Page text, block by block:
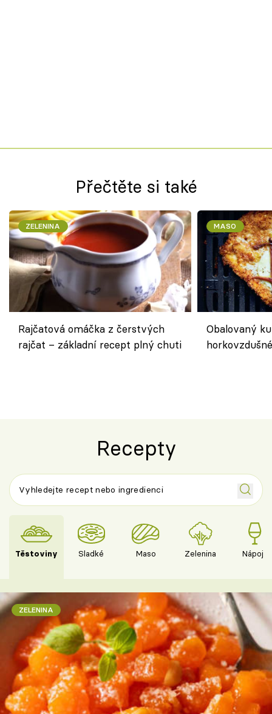
Přečtěte si také
ZELENINA
Rajčatová omáčka z čerstvých
rajčat – základní recept plný chuti
MASO
Obalovaný
Recepty
Těstoviny Sladké Maso Zelenina Nápoje
ZELENINA